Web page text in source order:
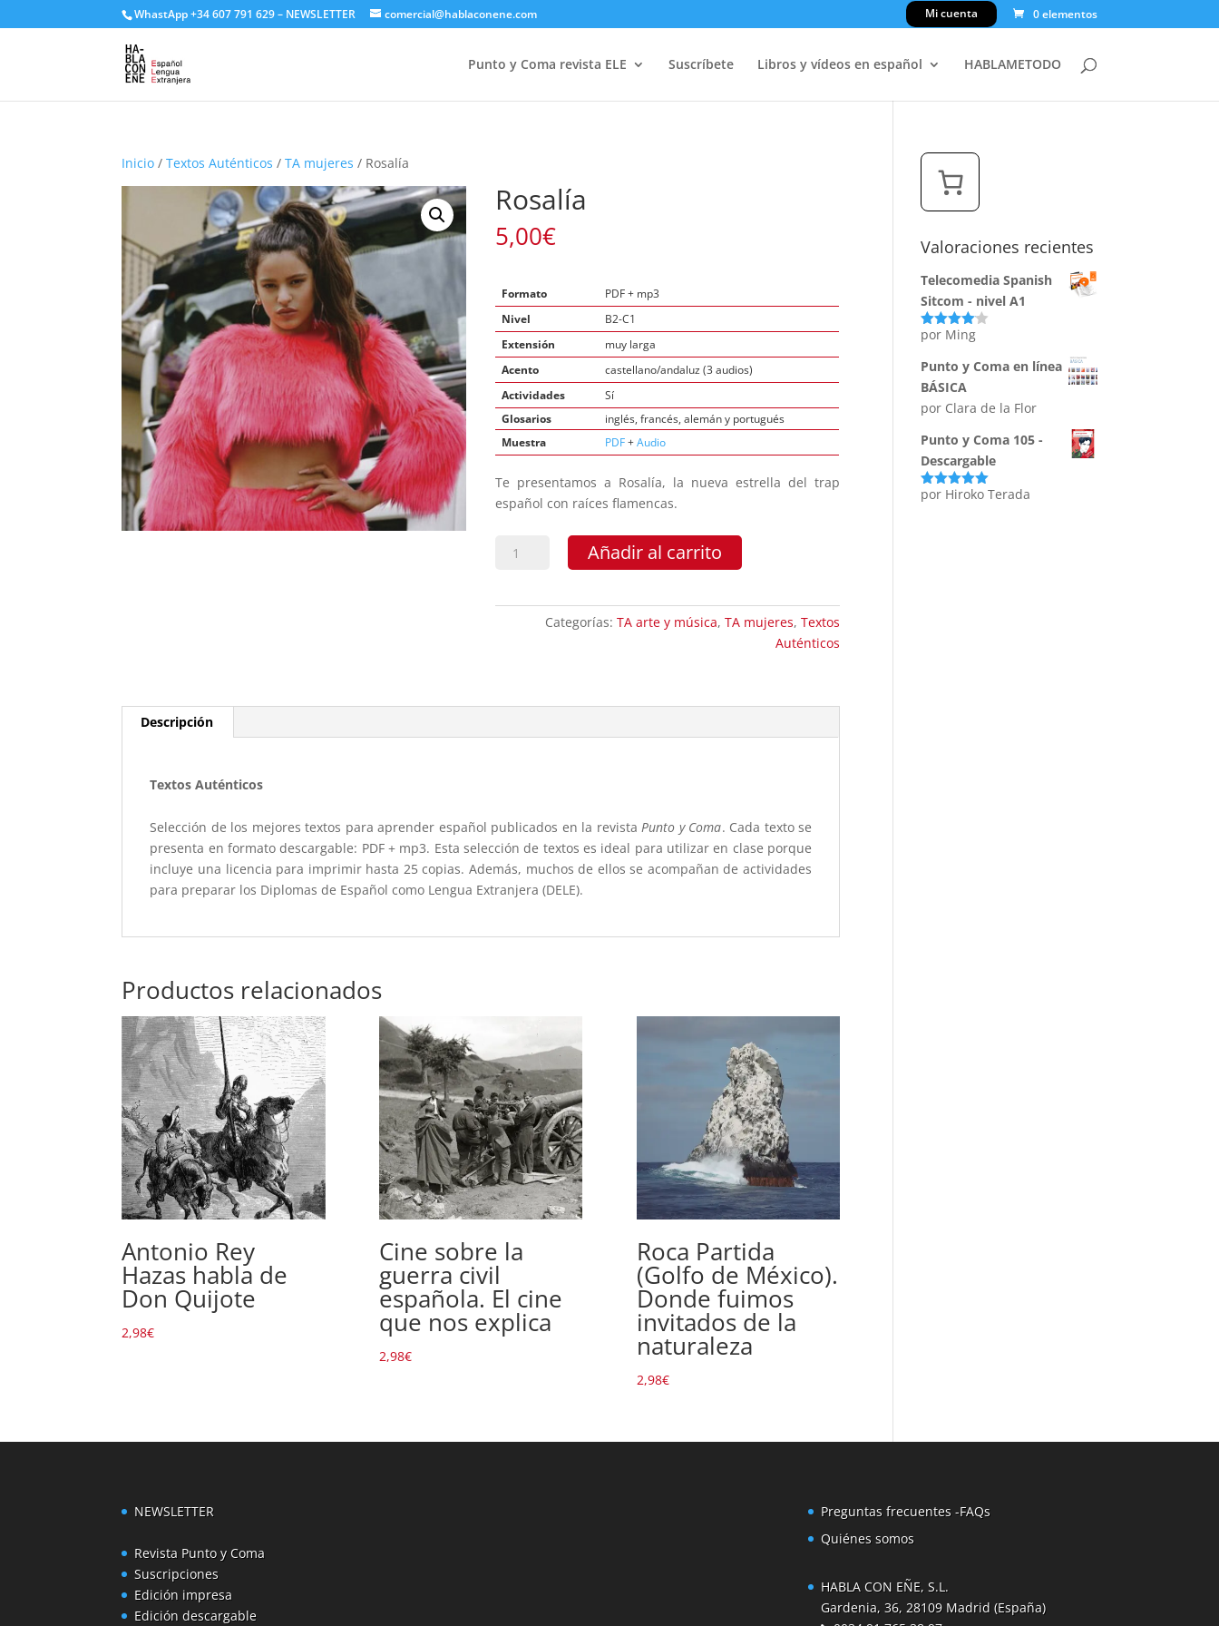
WhastApp+34 607 791 629– NEWSLETTER comercial@hablaconene.com Mi cuenta 0 elementos
Punto y Coma revista ELE Suscríbete Libros y vídeos en español HABLAMETODO
Inicio /Textos Auténticos /TA mujeres / Rosalía
Rosalía
5,00€
Formato
PDF + mp3
Nivel
B2-C1
Extensión
muy larga
Acento
castellano/andaluz (3 audios)
Actividades
Sí
Glosarios
inglés, francés, alemán y portugués
Muestra
PDF+Audio
Te presentamos a Rosalía, la nueva estrella del trap
español con raíces flamencas.
Rosalía
Añadir al carrito
Categorías:TA arte y música,TA mujeres,Textos
Auténticos
Descripción
Textos Auténticos
Selección de los mejores textos para aprender español publicados en la revistaPunto y Coma. Cada texto se
presenta en formato descargable: PDF + mp3. Esta selección de textos es ideal para utilizar en clase porque
incluye una licencia para imprimir hasta 25 copias. Además, muchos de ellos se acompañan de actividades
para preparar los Diplomas de Español como Lengua Extranjera (DELE).
Productos relacionados
Antonio Rey
Hazas habla de
Don Quijote
2,98€
Cine sobre la
guerra civil
española. El cine
que nos explica
2,98€
Roca Partida
(Golfo de México).
Donde fuimos
invitados de la
naturaleza
2,98€
Valoraciones recientes
Telecomedia Spanish
Sitcom - nivel A1
Valorado
5
por Ming
Punto y Coma en línea
BÁSICA
por Clara de la Flor
Punto y Coma 105 -
Descargable
Valorado
por Hiroko Terada
NEWSLETTER
Revista Punto y Coma
Suscripciones
Edición impresa
Edición descargable
Preguntas frecuentes -FAQs
Quiénes somos
HABLA CON EÑE, S.L.
Gardenia, 36, 28109 Madrid (España)